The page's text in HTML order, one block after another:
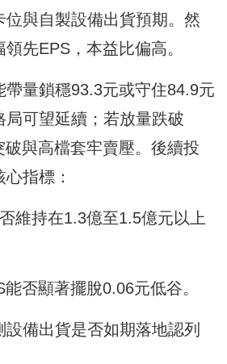
位與自製設備出貨預期。然
先EPS，本益比偏高。
帶量鎖穩93.3元或守住84.9元
局可望延續；若放量跌破
與高檔套牢賣壓。後續投
指標：
維持在1.3億至1.5億元以上
否顯著擺脫0.06元低谷。
備出貨是否如期落地認列